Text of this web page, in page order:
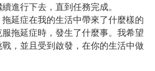
進行下去，直到任務完成。
延症在我的生活中帶來了什麼樣的
拖延症時，發生了什麼事。我希望
，並且受到啟發，在你的生活中做